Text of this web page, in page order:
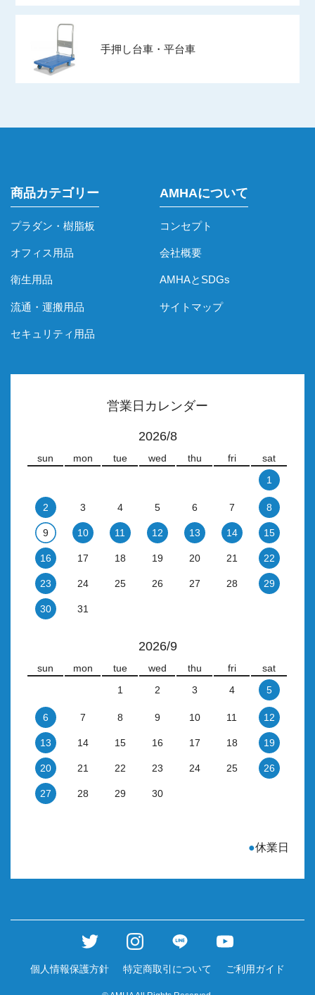
手押し台車・平台車
商品カテゴリー
プラダン・樹脂板
オフィス用品
衛生用品
流通・運搬用品
セキュリティ用品
AMHAについて
コンセプト
会社概要
AMHAとSDGs
サイトマップ
営業日カレンダー
2026/8
sun mon tue wed thu fri
sat
1
2 3 4 5 6 7 8
9 10 11 12 13 14 15
16 17 18 19 20 21 22
23 24 25 26 27 28 29
30 31
2026/9
sun mon tue wed thu fri
sat
1
2 3 4 5
6 7 8 9 10 11 12
13 14 15 16 17 18 19
20 21 22 23 24 25 26
27 28 29 30
●休業日
個人情報保護方針 特定商取引について ご利用ガイド